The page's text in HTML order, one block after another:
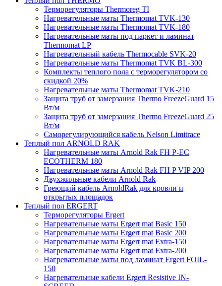
Терморегуляторы Thermoreg TI
Нагревательные маты Thermomat TVK-130
Нагревательные маты Thermomat TVK-180
Нагревательные маты под паркет и ламинат
Thermomat LP
Нагревательный кабель Thermocable SVK-20
Нагревательные маты Thermomat TVK BL-300
Комплекты теплого пола с терморегулятором со
скидкой 20%
Нагревательные маты Thermomat TVK-210
Защита труб от замерзания Thermo FreezeGuard 15
Вт/м
Защита труб от замерзания Thermo FreezeGuard 25
Вт/м
Саморегулирующийся кабель Nelson Limitrace
Теплый пол ARNOLD RAK
Нагревательные маты Arnold Rak FH P-EC
ECOTHERM 180
Нагревательные маты Arnold Rak FH P VIP 200
Двухжильные кабели Arnold Rak
Греющий кабель ArnoldRak для кровли и
открытых площадок
Теплый пол ERGERT
Терморегуляторы Ergert
Нагревательные маты Ergert mat Basic 150
Нагревательные маты Ergert mat Basic 200
Нагревательные маты Ergert mat Extra-150
Нагревательные маты Ergert mat Extra-200
Нагревательные маты под ламинат Ergert FOIL-
150
Нагревательные кабели Ergert Resistive IN-